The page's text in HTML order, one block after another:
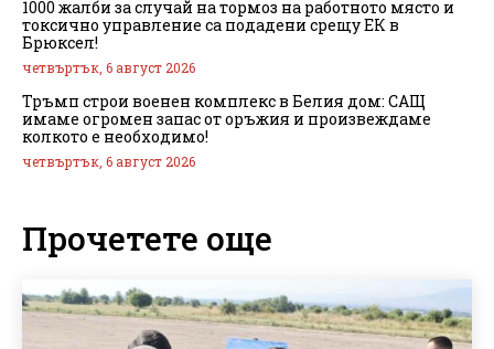
1000 жалби за случай на тормоз на работното място и
токсично управление са подадени срещу ЕК в
Брюксел!
четвъртък, 6 август 2026
Тръмп строи военен комплекс в Белия дом: САЩ
имаме огромен запас от оръжия и произвеждаме
колкото е необходимо!
четвъртък, 6 август 2026
Прочетете още